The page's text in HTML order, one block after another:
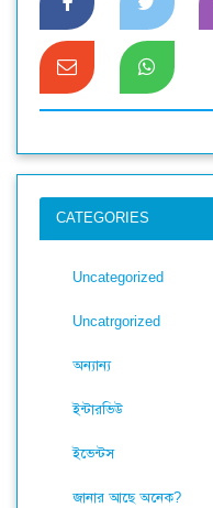
CATEGORIES
Uncategorized
Uncatrgorized
অন্যান্য
ইন্টারভিউ
ইভেন্টস
জানার আছে অনেক?